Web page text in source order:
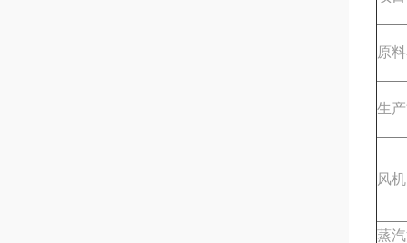
原
生
风机
蒸